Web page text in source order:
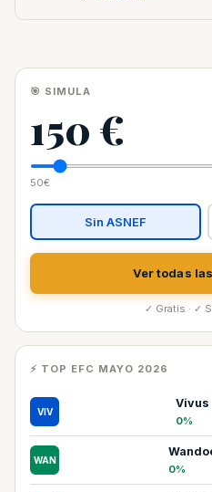
🎯 SIMULA
150 €
50€
Sin ASNEF
Ver todas
✓ Gratis · ✓
⚡ TOP EFC MAYO 2026
VIV
Vivus
0%
WAN
0%